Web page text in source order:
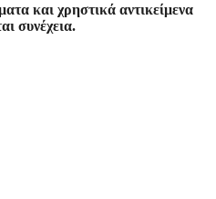
και χρηστικά αντικείμενα
συνέχεια.